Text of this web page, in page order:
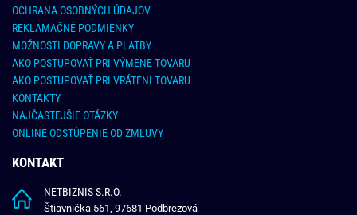
OCHRANA OSOBNÝCH ÚDAJOV
REKLAMAČNÉ PODMIENKY
MOŽNOSTI DOPRAVY A PLATBY
AKO POSTUPOVAŤ PRI VÝMENE TOVARU
AKO POSTUPOVAŤ PRI VRÁTENI TOVARU
KONTAKTY
NAJČASTEJŠIE OTÁZKY
ONLINE ODSTÚPENIE OD ZMLUVY
KONTAKT
NETBIZNIS S.R.O.
Štiavnička 561, 97681 Podbrezová